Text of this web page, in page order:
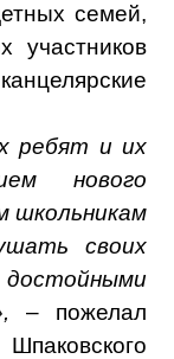
семей,
участников
ребят и их
нового
школьникам
своих
– пожелал